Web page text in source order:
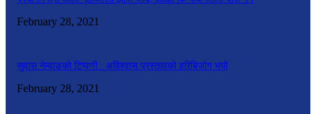
February 28, 2021
सुवास नेम्वाङको टिप्पणी : अविश्वास प्रस्तावको हरिबिजोग भयो
February 28, 2021